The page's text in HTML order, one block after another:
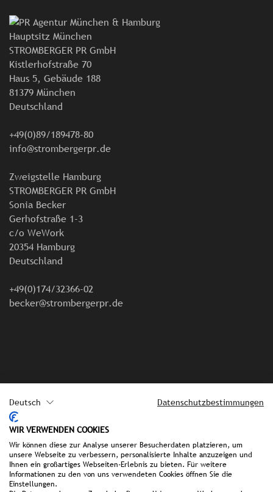
Deutsch Datenschutzbestimmungen
WIR VERWENDEN COOKIES
Wir können diese zur Analyse unserer Besucherdaten platzieren, um
unsere Webseite zu verbessern, personalisierte Inhalte anzuzeigen und
Ihnen ein großartiges Webseiten-Erlebnis zu bieten. Für weitere
Informationen zu den von uns verwendeten Cookies öffnen Sie die
Einstellungen.
Hauptsitz München
STROMBERGER PR GmbH
Kistlerhofstraße 70
Haus 5, Gebäude 188
81379 München
Deutschland
+49(0)89/189478-80
info@strombergerpr.de
Zweigstelle Hamburg
STROMBERGER PR GmbH
Sonia Becker
Gerhofstraße 1-3
c/o WeWork
20354 Hamburg
Deutschland
+49(0)174/32366-02
becker@strombergerpr.de
Impressum
Datenschutz
FAQ